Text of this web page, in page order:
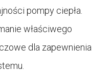
pompy ciepła.
właściwego
dla zapewnienia